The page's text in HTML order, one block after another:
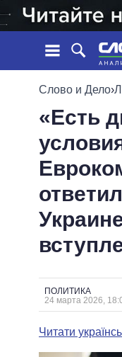
ЛЕНТА
СОБЫТИЯ
СТАТЬИ
МНЕНИЯ
ОБЗОРЫ
ДАЙДЖЕСТЫ
ВСЕ
ПРЕЗИДЕНТ
ВЕРХОВНАЯ
КАБИНЕТ
МЭРЫ
ВСЕ
Слово и Дело›
«Есть
ПОЛИТИКА
24 марта 2026,
Читати